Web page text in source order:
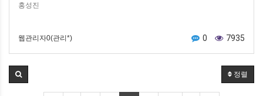
홍성진
웹관리자0(관리*) 0 7935
정렬